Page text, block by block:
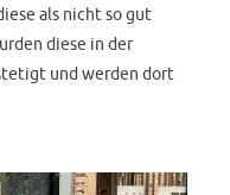
als nicht so gut
diese in der
und werden dort